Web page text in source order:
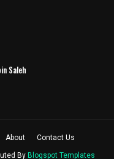
Saleh
About Contact Us
By Blogspot Templates